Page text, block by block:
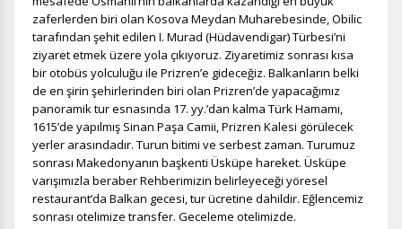
zaferlerden biri olan Kosova Meydan Muharebesinde, Obilic
tarafından şehit edilen I. Murad (Hüdavendigar) Türbesi’ni
ziyaret etmek üzere yola çıkıyoruz. Ziyaretimiz sonrası kısa
bir otobüs yolculuğu ile Prizren’e gideceğiz. Balkanların belki
de en şirin şehirlerinden biri olan Prizren’de yapacağımız
panoramik tur esnasında 17. yy.’dan kalma Türk Hamamı,
1615’de yapılmış Sinan Paşa Camii, Prizren Kalesi görülecek
yerler arasındadır. Turun bitimi ve serbest zaman. Turumuz
sonrası Makedonyanın başkenti Üsküpe hareket. Üsküpe
varışımızla beraber Rehberimizin belirleyeceği yöresel
restaurant’da Balkan gecesi, tur ücretine dahildir. Eğlencemiz
sonrası otelimize transfer. Geceleme otelimizde.